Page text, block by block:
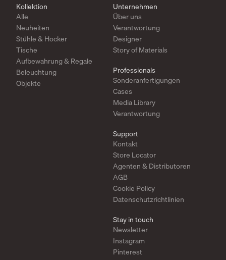
Kollektion
Alle
Neuheiten
Stühle & Hocker
Tische
Aufbewahrung & Regale
Beleuchtung
Objekte
Unternehmen
Über uns
Verantwortung
Designer
Story of Materials
Professionals
Sonderanfertigungen
Cases
Media Library
Verantwortung
Support
Kontakt
Store Locator
Agenten & Distributoren
AGB
Cookie Policy
Datenschutzrichtlinien
Stay in touch
Newsletter
Instagram
Pinterest